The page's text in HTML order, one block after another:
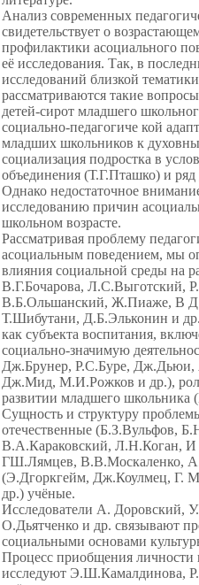
Анализ современных
свидетельствует о
профилактики асоциального
её исследования. Так, в
исследований близкой
рассматриваются такие
детей-сирот младшего
социально-педагогиче кой
младших школьников к
социализация подростка в
объединения (Т.Г.Пташко) и ряд
Однако недостаточное
исследованию причин
школьном возрасте.
Рассматривая проблему
асоциальным поведением, мы
влияния социальной среды на
В.Г.Бочарова, Л.С.Выготский,
В.Б.Ольшанский, Ж.Пиаже, В
Т.Шибутани, Д.Б.Эльконин и
как субъекта воспитания,
социально-значимую
Дж.Брунер, Р.С.Буре, Дж.Дьюи,
Дж.Мид, М.И.Рожков и др.),
развитии младшего
Сущность и структуру
отечественные (Б.З.Вульфов,
В.А.Караковский, Л.Н.Коган,
ГШ.Лямцев, В.В.Москаленко,
(Э.Дгоркгейм, Дж.Коулмец, Г.
др.) учёные.
Исследователи А. Доровский,
О.Дьятченко и др. связывают
социальными основами
Процесс приобщения личности
исследуют Э.Ш.Камалдинова,